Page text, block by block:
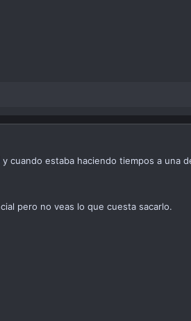
y cuando estaba haciendo tiempos a una
pero no veas lo que cuesta sacarlo.